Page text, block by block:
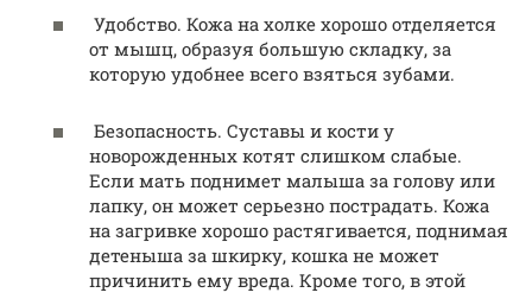
Удобство. Кожа на холке хорошо отделяется
от мышц, образуя большую складку, за
которую удобнее всего взяться зубами.
Безопасность. Суставы и кости у
новорожденных котят слишком слабые.
Если мать поднимет малыша за голову или
лапку, он может серьезно пострадать. Кожа
на загривке хорошо растягивается, поднимая
детеныша за шкирку, кошка не может
причинить ему вреда. Кроме того, в этой